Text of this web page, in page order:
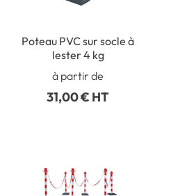
Poteau PVC sur socle à
lester 4 kg
à partir de
31,00 € HT